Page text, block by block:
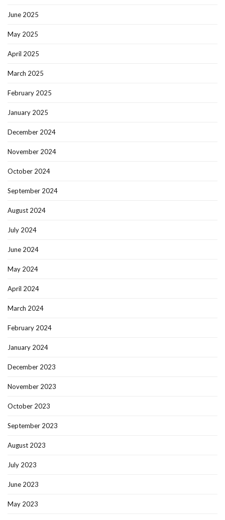
June 2025
May 2025
April 2025
March 2025
February 2025
January 2025
December 2024
November 2024
October 2024
September 2024
August 2024
July 2024
June 2024
May 2024
April 2024
March 2024
February 2024
January 2024
December 2023
November 2023
October 2023
September 2023
August 2023
July 2023
June 2023
May 2023